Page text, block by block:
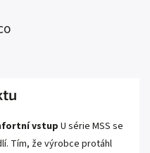
vstup U série MSS se
Tím, že výrobce protáhl